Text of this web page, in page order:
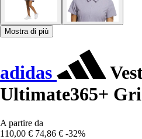
Mostra di più
adidas
Ultimate365+
A partire da
110,00 € 74,86 € -32%